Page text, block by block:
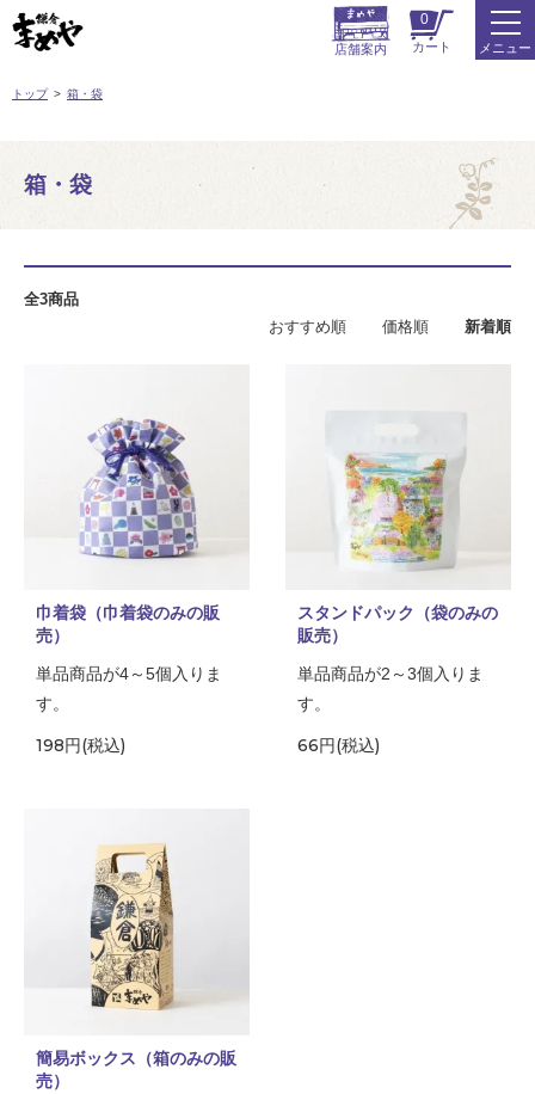
店舗案内
0
カート メニュー
トップ 箱・袋
箱・袋
全3商品
おすすめ順
価格順 新着順
巾着袋（巾着袋のみの販
売）
単品商品が4～5個入りま
す。
198円(税込)
スタンドパック（袋のみの
販売）
単品商品が2～3個入りま
す。
66円(税込)
簡易ボックス（箱のみの販
売）